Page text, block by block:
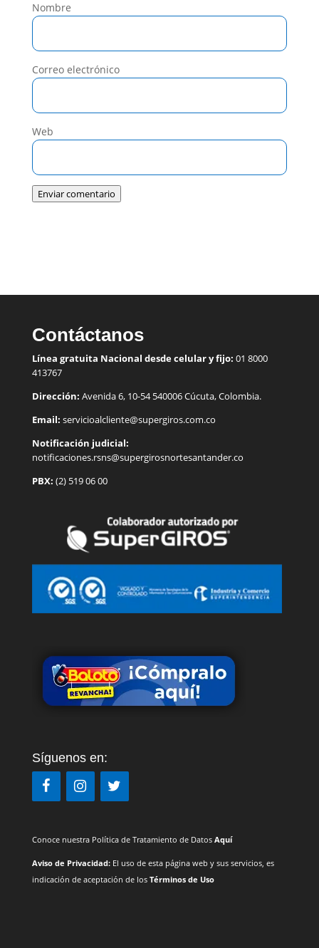
Nombre
Correo electrónico
Web
Enviar comentario
Contáctanos
Línea gratuita Nacional desde celular y fijo: 01 8000
413767
Dirección: Avenida 6, 10-54 540006 Cúcuta, Colombia.
Email: servicioalcliente@supergiros.com.co
Notificación judicial:
notificaciones.rsns@supergirosnortesantander.co
PBX: (2) 519 06 00
Síguenos en:
Conoce nuestra Política de Tratamiento de Datos Aquí
Aviso de Privacidad: El uso de esta página web y sus servicios, es
indicación de aceptación de los Términos de Uso